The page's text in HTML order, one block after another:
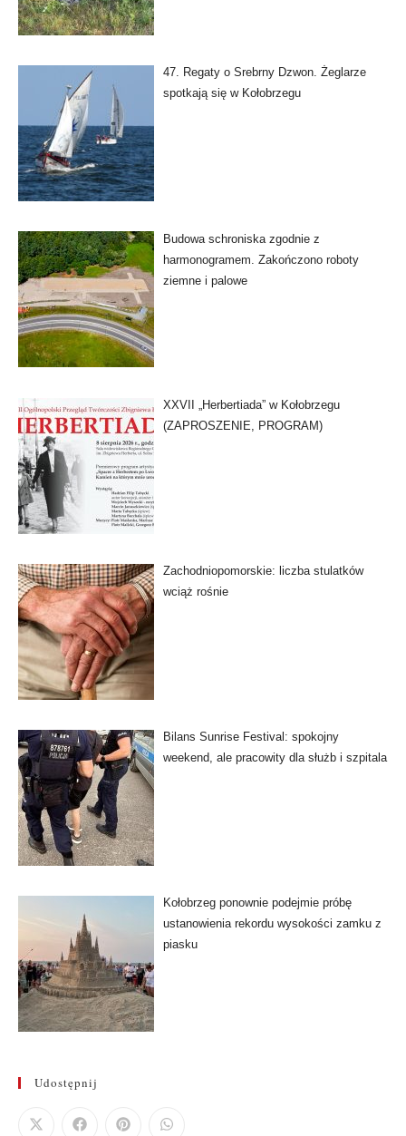
47. Regaty o Srebrny Dzwon. Żeglarze
spotkają się w Kołobrzegu
Budowa schroniska zgodnie z
harmonogramem. Zakończono roboty
ziemne i palowe
XXVII „Herbertiada” w Kołobrzegu
(ZAPROSZENIE, PROGRAM)
Zachodniopomorskie: liczba stulatków
wciąż rośnie
Bilans Sunrise Festival: spokojny
weekend, ale pracowity dla służb i szpitala
Kołobrzeg ponownie podejmie próbę
ustanowienia rekordu wysokości zamku z
piasku
Udostępnij